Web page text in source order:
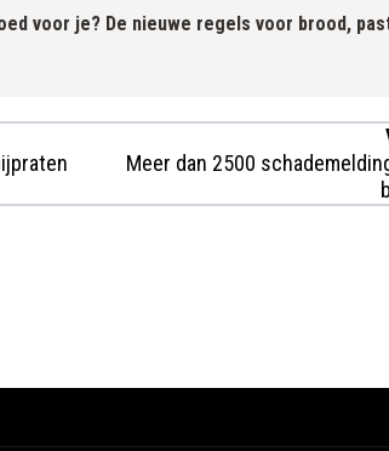
voor je? De nieuwe regels voor brood,
Meer dan 2500